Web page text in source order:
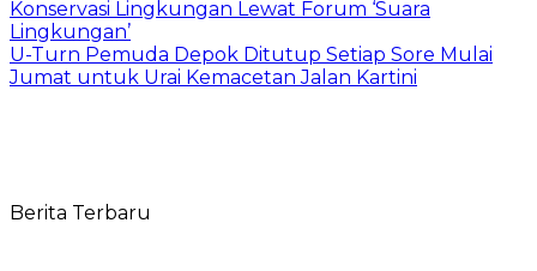
Konservasi Lingkungan Lewat Forum ‘Suara
Lingkungan’
U-Turn Pemuda Depok Ditutup Setiap Sore Mulai
Jumat untuk Urai Kemacetan Jalan Kartini
Berita Terbaru